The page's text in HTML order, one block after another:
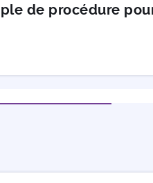
de procédure